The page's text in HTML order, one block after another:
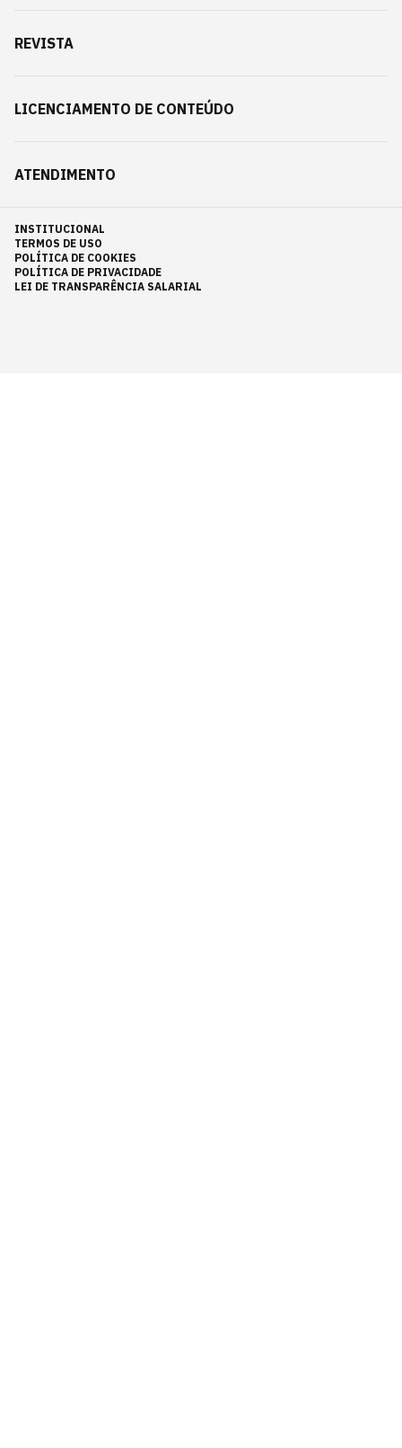
REVISTA
LICENCIAMENTO DE CONTEÚDO
ATENDIMENTO
INSTITUCIONAL
TERMOS DE USO
POLÍTICA DE COOKIES
POLÍTICA DE PRIVACIDADE
LEI DE TRANSPARÊNCIA SALARIAL